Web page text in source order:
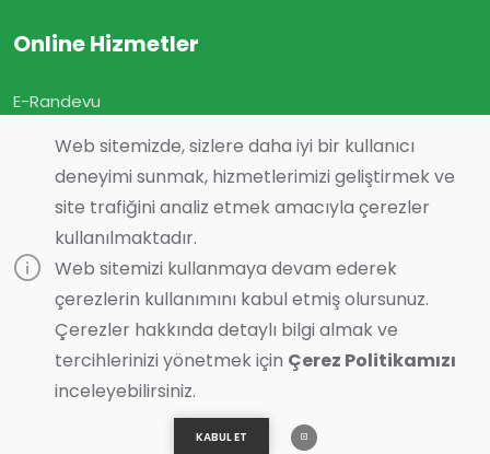
Web sitemizde, sizlere daha iyi bir kullanıcı
deneyimi sunmak, hizmetlerimizi geliştirmek ve
site trafiğini analiz etmek amacıyla çerezler
kullanılmaktadır.
Web sitemizi kullanmaya devam ederek
çerezlerin kullanımını kabul etmiş olursunuz.
Çerezler hakkında detaylı bilgi almak ve
tercihlerinizi yönetmek için Çerez Politikamızı
inceleyebilirsiniz.
KABUL ET
Online Hizmetler
E-Randevu
E-Sonuç
E-Geçmiş Olsun
Görüş ve Önerileriniz
Online Muayene
Son Güncelleme : 22.04.2026 14:48
© 2023 Tasarım ve Yazılım: